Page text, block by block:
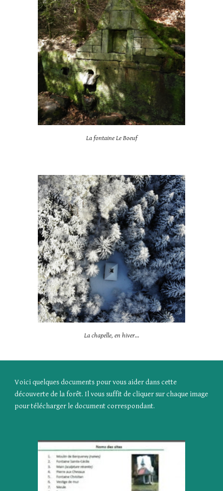
La fontaine Le Boeuf
La chapelle, en hiver...
Voici quelques documents pour vous aider dans cette
découverte de la forêt. Il vous suffit de cliquer sur chaque image
pour télécharger le document correspondant.